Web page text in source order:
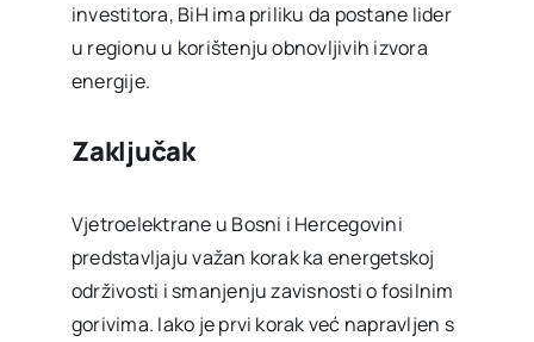
investitora, BiH ima priliku da postane lider
u regionu u korištenju obnovljivih izvora
energije.
Zaključak
Vjetroelektrane u Bosni i Hercegovini
predstavljaju važan korak ka energetskoj
održivosti i smanjenju zavisnosti o fosilnim
gorivima. Iako je prvi korak već napravljen s